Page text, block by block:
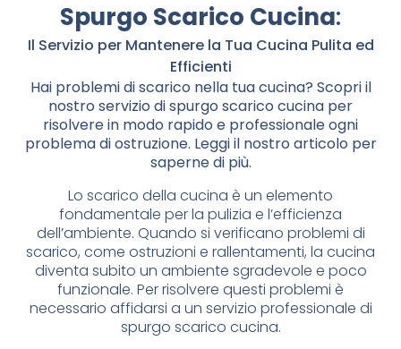
Spurgo Scarico Cucina:
Il Servizio per Mantenere la Tua Cucina Pulita ed
Efficienti
Hai problemi di scarico nella tua cucina? Scopri il
nostro servizio di spurgo scarico cucina per
risolvere in modo rapido e professionale ogni
problema di ostruzione. Leggi il nostro articolo per
saperne di più.
Lo scarico della cucina è un elemento
fondamentale per la pulizia e l’efficienza
dell’ambiente. Quando si verificano problemi di
scarico, come ostruzioni e rallentamenti, la cucina
diventa subito un ambiente sgradevole e poco
funzionale. Per risolvere questi problemi è
necessario affidarsi a un servizio professionale di
spurgo scarico cucina.